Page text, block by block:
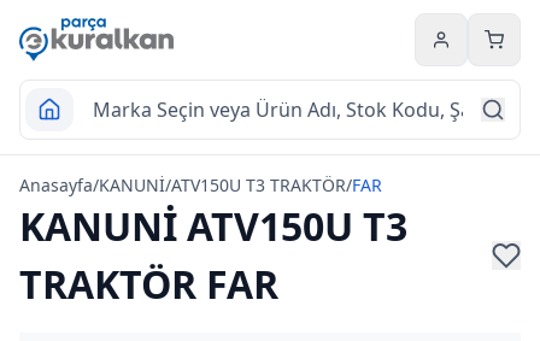
Hesabım
Anasayfa/KANUNİ/ATV150U T3 TRAKTÖR/FAR
KANUNİ ATV150U T3
TRAKTÖR FAR